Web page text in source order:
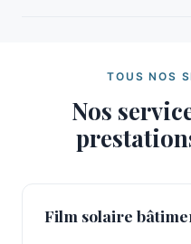
TOUS NOS
Nos
Film solaire